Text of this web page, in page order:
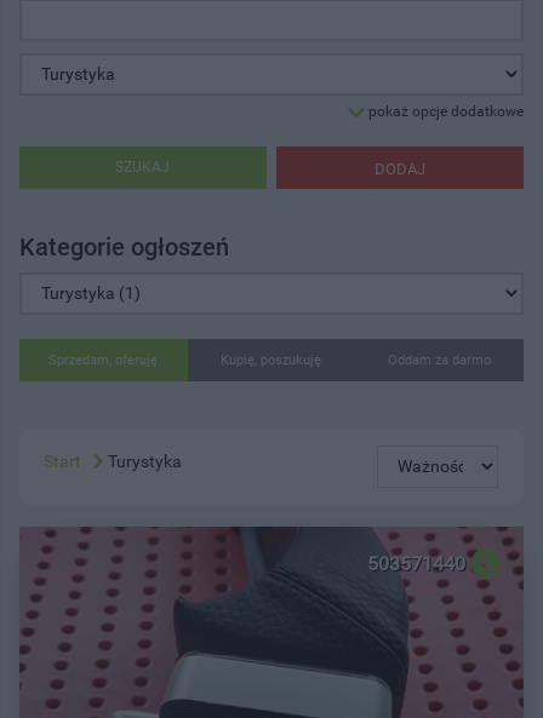
pokaż opcje dodatkowe
DODAJ
SZUKAJ
Kategorie ogłoszeń
Sprzedam, oferuję Kupię, poszukuję Oddam za darmo
Start Turystyka
503571440